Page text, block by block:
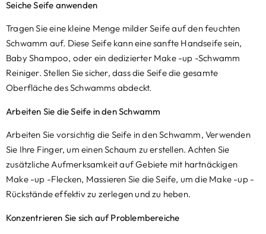
Seiche Seife anwenden
Tragen Sie eine kleine Menge milder Seife auf den feuchten
Schwamm auf. Diese Seife kann eine sanfte Handseife sein,
Baby Shampoo, oder ein dedizierter Make -up -Schwamm
Reiniger. Stellen Sie sicher, dass die Seife die gesamte
Oberfläche des Schwamms abdeckt.
Arbeiten Sie die Seife in den Schwamm
Arbeiten Sie vorsichtig die Seife in den Schwamm, Verwenden
Sie Ihre Finger, um einen Schaum zu erstellen. Achten Sie
zusätzliche Aufmerksamkeit auf Gebiete mit hartnäckigen
Make -up -Flecken, Massieren Sie die Seife, um die Make -up -
Rückstände effektiv zu zerlegen und zu heben.
Konzentrieren Sie sich auf Problembereiche